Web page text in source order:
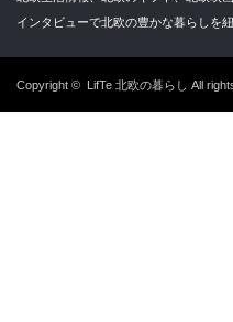
インタビューで北欧の豊かな暮らしを紐
Copyright © LifTe 北欧の暮らし All